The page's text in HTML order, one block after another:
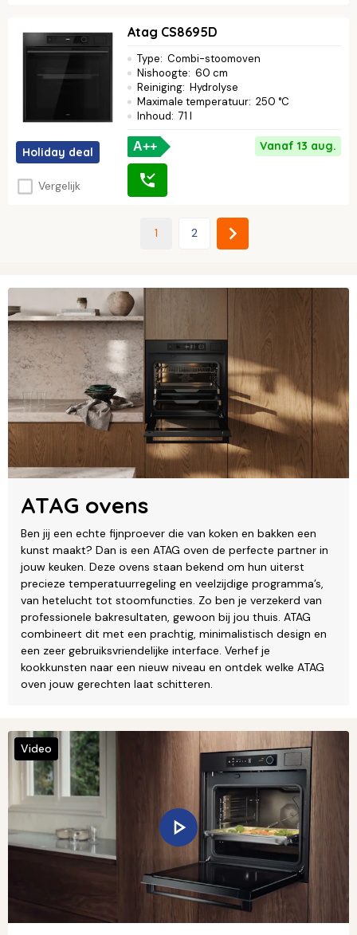
Holiday deal
Vergelijk
Atag CS8695D
Type: Combi-stoomoven
Nishoogte: 60 cm
Reiniging: Hydrolyse
Maximale temperatuur: 250 °C
Inhoud: 71 l
A++ Vanaf 13 aug.
1 2
ATAG ovens
Ben jij een echte fijnproever die van koken en bakken een
kunst maakt? Dan is een ATAG oven de perfecte partner in
jouw keuken. Deze ovens staan bekend om hun uiterst
precieze temperatuurregeling en veelzijdige programma’s,
van hetelucht tot stoomfuncties. Zo ben je verzekerd van
professionele bakresultaten, gewoon bij jou thuis. ATAG
combineert dit met een prachtig, minimalistisch design en
een zeer gebruiksvriendelijke interface. Verhef je
kookkunsten naar een nieuw niveau en ontdek welke ATAG
oven jouw gerechten laat schitteren.
Video